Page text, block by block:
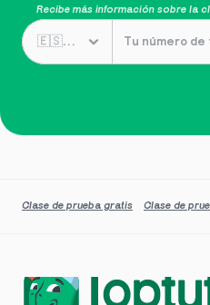
Recibe más información sobre la
Clase de prueba gratis Clase de